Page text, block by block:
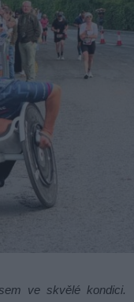
ve skvělé kondici.